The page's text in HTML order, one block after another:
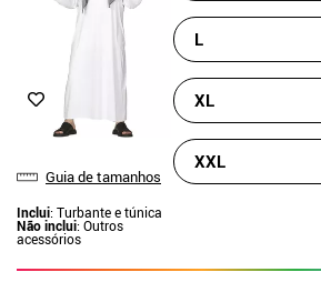
Guia de tamanhos
Inclui: Turbante e túnica
Não inclui: Outros
acessórios
L
XL
XXL